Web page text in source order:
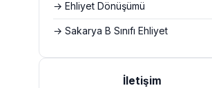
→ Ehliyet Dönüşümü
→ Sakarya B Sınıfı Ehliyet
İletişim